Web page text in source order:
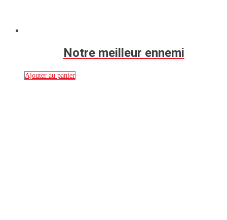
Notre meilleur ennemi
Ajouter au panier